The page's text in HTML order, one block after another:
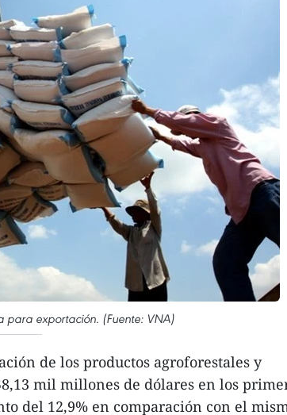
exportación. (Fuente: VNA)
de los productos agroforestales y
mil millones de dólares en los
del 12,9% en comparación con el